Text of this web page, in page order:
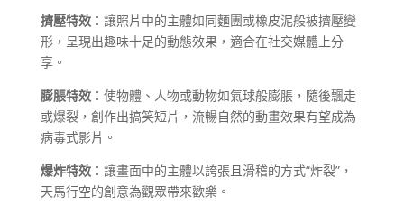
擠壓特效：讓照片中的主體如同麵團或橡皮泥般被擠壓變
形，呈現出趣味十足的動態效果，適合在社交媒體上分
享。
膨脹特效：使物體、人物或動物如氣球般膨脹，隨後飄走
或爆裂，創作出搞笑短片，流暢自然的動畫效果有望成為
病毒式影片。
爆炸特效：讓畫面中的主體以誇張且滑稽的方式“炸裂”，
天馬行空的創意為觀眾帶來歡樂。